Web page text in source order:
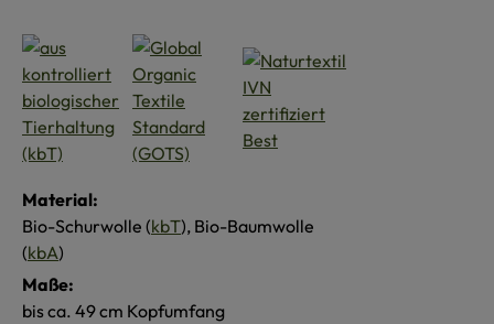
Material:
Bio-Schurwolle (kbT), Bio-Baumwolle
(kbA)
Maße:
bis ca. 49 cm Kopfumfang